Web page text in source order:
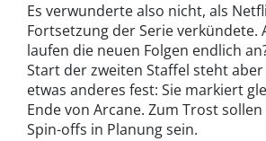
Es verwunderte also nicht, als
Fortsetzung der Serie verkündete.
laufen die neuen Folgen endlich
Start der zweiten Staffel steht
etwas anderes fest: Sie markiert
Ende von Arcane. Zum Trost
Spin-offs in Planung sein.